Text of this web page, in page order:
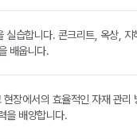
실습합니다. 콘크리트, 옥상,
배웁니다.
장에서의 효율적인 자재 관리
을 배양합니다.